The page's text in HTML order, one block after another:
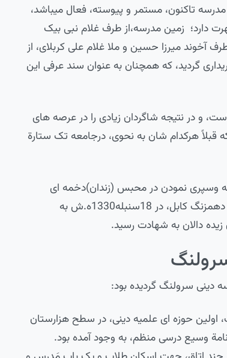
تاکنون، مستمر و پیوسته، فعال می­باشد،
دارد؛ زمین مدرسه،از طرف غلام نبی بیک
آخوند میرزا حسین و ملا غلام علی کربلای، از
روپیه پول سفید، خریداری گردید، که همچنان به عنوان سند عرفی این
و در نتیجه شاگردان زیادی را در عرصه های
هرکدام شان به نحوی، درجامعه تک ستارة
وسپری نمودن در محبس (زندان)دخمه ای
مخوف ستم شاهی، به مدت چهارده سال، در دهدادی بلخ و دهمزنگ کابل، در 18سنبله1330ه.ش به
دالان به شهادت رسید.
دینی سرولنگ گردیده بود:
اولین حوزه ای علمیه دینی، در سطح هزارستان
وسیع درسی منظم، به وجود آمده بود.